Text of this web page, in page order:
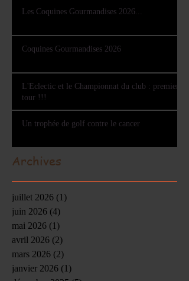
Les Coquines Gourmandises 2026...
Coquines Gourmandises 2026
L'Eclectic et le Championnat du club : premier
tour !!!
Un trophée de golf contre le cancer
Archives
juillet 2026 (1)
juin 2026 (4)
mai 2026 (1)
avril 2026 (2)
mars 2026 (2)
janvier 2026 (1)